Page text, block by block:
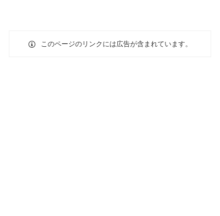
このページのリンクには広告が含まれています。